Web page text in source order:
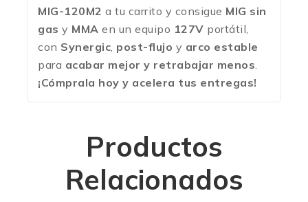
MIG-120M2 a tu carrito y consigue MIG sin
gas y MMA en un equipo 127V portátil,
con Synergic, post-flujo y arco estable
para acabar mejor y retrabajar menos.
¡Cómprala hoy y acelera tus entregas!
Productos
Relacionados